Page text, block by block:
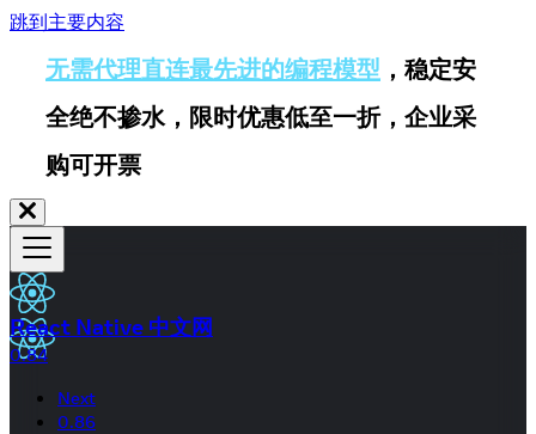
跳到主要内容
无需代理直连最先进的编程模型 ，稳定安
全绝不掺水，限时优惠低至一折，企业采
购可开票
React Native 中文网
0.84
Next
0.86